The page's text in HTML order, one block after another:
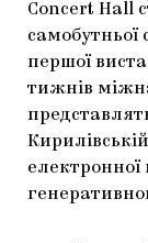
Concert Hall
самобутньої
першої
тижнів